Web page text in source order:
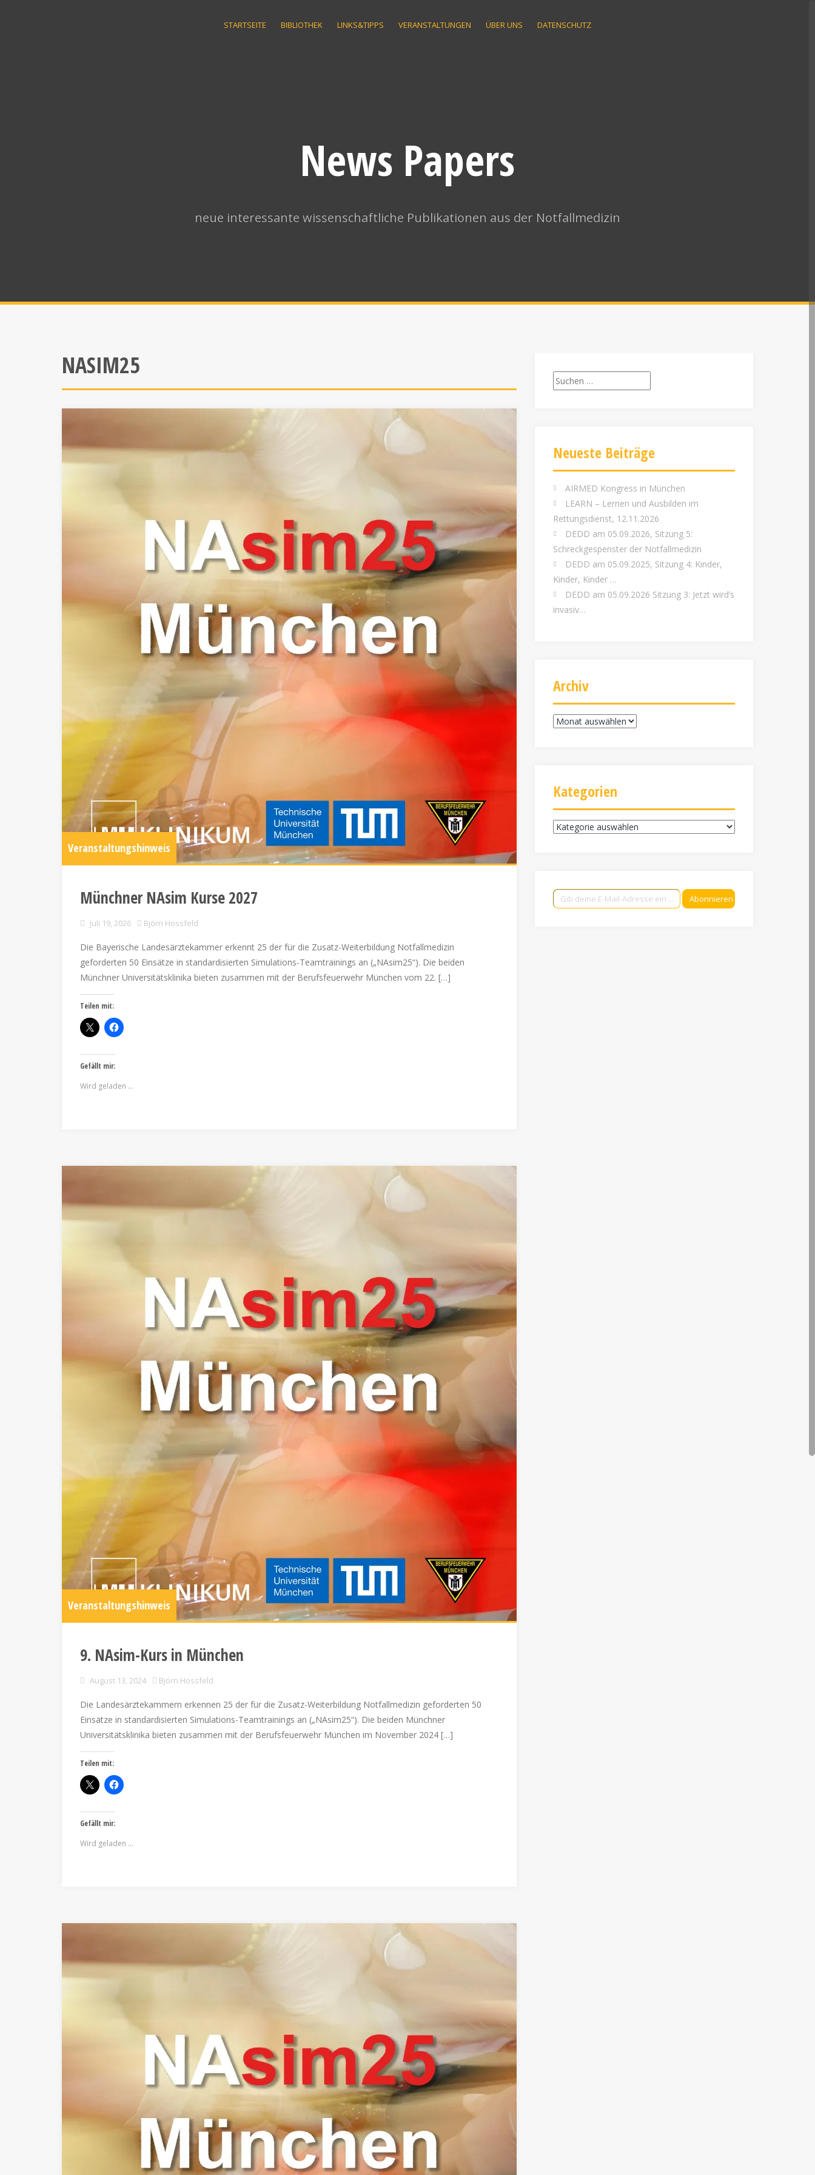
STARTSEITE BIBLIOTHEK LINKS&TIPPS VERANSTALTUNGEN ÜBER UNS DATENSCHUTZ
News Papers
neue interessante wissenschaftliche Publikationen aus der Notfallmedizin
NASIM25
Veranstaltungshinweis
Münchner NAsim Kurse 2027
Juli 19, 2026 Björn Hossfeld
Die Bayerische Landesärztekammer erkennt 25 der für die Zusatz-Weiterbildung Notfallmedizin
geforderten 50 Einsätze in standardisierten Simulations-Teamtrainings an („NAsim25“). Die beiden
Münchner Universitätsklinika bieten zusammen mit der Berufsfeuerwehr München vom 22. […]
Teilen mit:
Gefällt mir:
Wird geladen …
Veranstaltungshinweis
9. NAsim-Kurs in München
August 13, 2024 Björn Hossfeld
Die Landesärztekammern erkennen 25 der für die Zusatz-Weiterbildung Notfallmedizin geforderten 50
Einsätze in standardisierten Simulations-Teamtrainings an („NAsim25“). Die beiden Münchner
Universitätsklinika bieten zusammen mit der Berufsfeuerwehr München im November 2024 […]
Teilen mit:
Gefällt mir:
Wird geladen …
Suchen
nach:
Neueste Beiträge
AIRMED Kongress in München
LEARN – Lernen und Ausbilden im
Rettungsdienst, 12.11.2026
DEDD am 05.09.2026, Sitzung 5:
Schreckgespenster der Notfallmedizin
DEDD am 05.09.2025, Sitzung 4: Kinder,
Kinder, Kinder …
DEDD am 05.09.2026 Sitzung 3: Jetzt wird’s
invasiv…
Archiv
Archiv
Kategorien
Kategorien
Gib deine E-Mail-Adresse ein ...
Abonnieren